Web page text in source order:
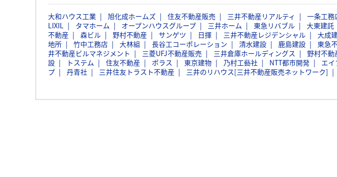
大和ハウス工業 旭化成ホームズ 住友不動産販売 三井不動産リアルティ 一条工務
LIXIL
タマホーム オープンハウスグループ 三井ホーム 東急リバブル 大東建託
不動産
森ビル 野村不動産 サンゲツ 日揮 三井不動産レジデンシャル 大成
地所
竹中工務店 大林組 長谷工コーポレーション 清水建設 鹿島建設 東急
井不動産ビルマネジメント
三菱UFJ不動産販売 三井倉庫ホールディングス 野村不
設
トステム 住友不動産 ポラス 東京建物 乃村工藝社 NTT都市開発 エ
プ
丹青社 三井住友トラスト不動産 三井のリハウス[三井不動産販売ネットワーク]